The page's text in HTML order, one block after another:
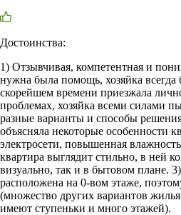
Достоинства:
1) Отзывчивая, компетентная и
нужна была помощь, хозяйка всегда
скорейшем времени приезжала
проблемах, хозяйка всеми силами
разные варианты и способы
объясняла некоторые особенности
электросети, повышенная
квартира выглядит стильно, в ней
визуально, так и в бытовом плане.
расположена на 0-вом этаже,
(множество других вариантов
имеют ступеньки и много этажей).